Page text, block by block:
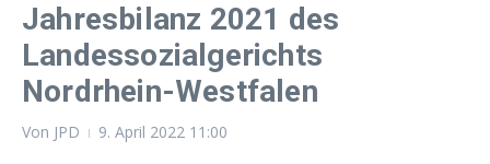
Jahresbilanz 2021 des
Landessozialgerichts
Nordrhein-Westfalen
Von JPD 9. April 2022 11:00